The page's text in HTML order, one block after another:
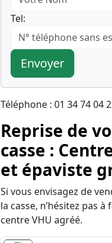
Tel:
Envoyer
Téléphone : 01 34 74 04
Reprise de
casse :
et épaviste
Si vous envisagez de
la casse, n’hésitez pas
centre VHU agréé.